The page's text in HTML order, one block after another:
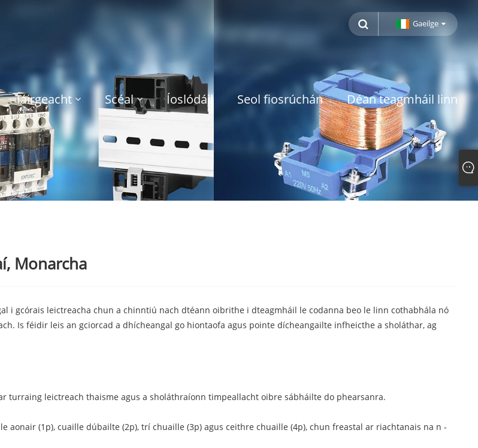
Gaeilge
Táirgeacht Scéal Íoslódáil Seol fiosrúchán Déan teagmháil linn
Monarcha
i gcórais leictreacha chun a chinntiú nach dtéann oibrithe i dteagmháil le codanna beo le linn cothabhála nó
Is féidir leis an gciorcad a dhícheangal go hiontaofa agus pointe dícheangailte infheicthe a sholáthar, ag
turraing leictreach thaisme agus a sholáthraíonn timpeallacht oibre sábháilte do phearsanra.
aonair (1p), cuaille dúbailte (2p), trí chuaille (3p) agus ceithre chuaille (4p), chun freastal ar riachtanais na n -